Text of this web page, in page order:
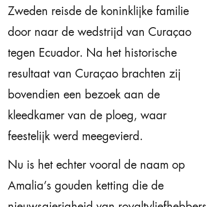
Zweden reisde de koninklijke familie
door naar de wedstrijd van Curaçao
tegen Ecuador. Na het historische
resultaat van Curaçao brachten zij
bovendien een bezoek aan de
kleedkamer van de ploeg, waar
feestelijk werd meegevierd.
Nu is het echter vooral de naam op
Amalia’s gouden ketting die de